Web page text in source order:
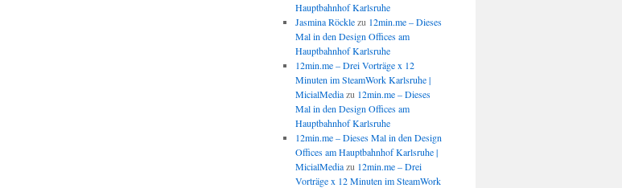
Hauptbahnhof Karlsruhe
Jasmina Röcklezu 12min.me – Dieses
Mal in den Design Offices am
Hauptbahnhof Karlsruhe
12min.me – Drei Vorträge x 12
Minuten im SteamWork Karlsruhe |
MicialMediazu 12min.me – Dieses
Mal in den Design Offices am
Hauptbahnhof Karlsruhe
12min.me – Dieses Mal in den Design
Offices am Hauptbahnhof Karlsruhe |
MicialMediazu 12min.me – Drei
Vorträge x 12 Minuten im SteamWork